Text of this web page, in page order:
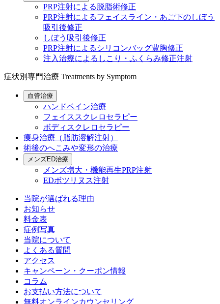
PRP注射による脱脂術修正
PRP注射によるフェイスライン・あご下のしぼう
吸引後修正
しぼう吸引後修正
PRP注射によるシリコンバッグ豊胸修正
注入治療によるしこり・ふくらみ修正注射
症状別専門治療 Treatments by Symptom
血管治療
ハンドベイン治療
フェイススクレロセラピー
ボディスクレロセラピー
痩身治療（脂肪溶解注射）
術後のへこみや変形の治療
メンズED治療
メンズ増大・機能再生PRP注射
EDボツリヌス注射
当院が選ばれる理由
お知らせ
料金表
症例写真
当院について
よくある質問
アクセス
キャンペーン・クーポン情報
コラム
お支払い方法について
無料オンラインカウンセリング